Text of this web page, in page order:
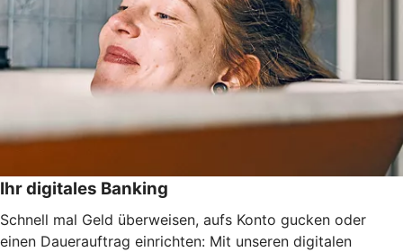
Ihr digitales Banking
Schnell mal Geld überweisen, aufs Konto gucken oder
einen Dauerauftrag einrichten: Mit unseren digitalen